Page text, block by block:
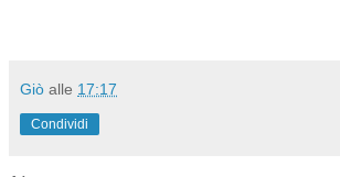
Giò alle 17:17
Condividi